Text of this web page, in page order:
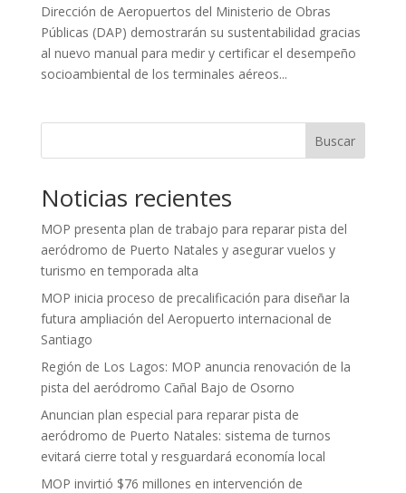
Dirección de Aeropuertos del Ministerio de Obras
Públicas (DAP) demostrarán su sustentabilidad gracias
al nuevo manual para medir y certificar el desempeño
socioambiental de los terminales aéreos...
Buscar
Noticias recientes
MOP presenta plan de trabajo para reparar pista del
aeródromo de Puerto Natales y asegurar vuelos y
turismo en temporada alta
MOP inicia proceso de precalificación para diseñar la
futura ampliación del Aeropuerto internacional de
Santiago
Región de Los Lagos: MOP anuncia renovación de la
pista del aeródromo Cañal Bajo de Osorno
Anuncian plan especial para reparar pista de
aeródromo de Puerto Natales: sistema de turnos
evitará cierre total y resguardará economía local
MOP invirtió $76 millones en intervención de